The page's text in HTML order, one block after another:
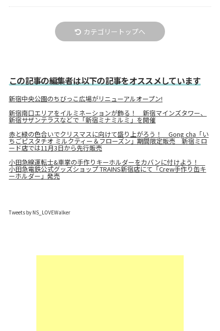
カテゴリートップへ
この記事の編集者は以下の記事をオススメしています
新宿中央公園のちびっこ広場がリニューアルオープン!
新宿南口エリアをイルミネーションが飾る！ 新宿マインズタワー、
新宿サザンテラスなどで「新宿ミナミルミ」を開催
赤と緑の色合いでクリスマスに向けて盛り上がろう！ Gong cha「い
ちごピスタチオ ミルクティー＆フローズン」期間限定販売 新宿ミロ
ード店では11月3日から先行販売
小田急線運転士&車掌の手作りキーホルダーをカバンに付けよう！
小田急電鉄公式グッズショップ TRAINS新宿店にて「Crew手作り缶キ
ーホルダー」発売
Tweets by NS_LOVEWalker